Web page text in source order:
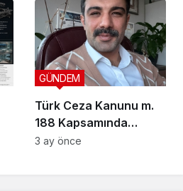
Türk Ceza Kanunu m.
188 Kapsamında
Doktrinsel ve Yargısal
GÜNDEM
3 ay önce